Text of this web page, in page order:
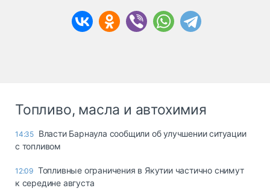
Топливо, масла и автохимия
14:35 Власти Барнаула сообщили об улучшении ситуации
с топливом
12:09 Топливные ограничения в Якутии частично снимут
к середине августа